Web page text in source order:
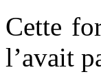
Cette
l’avait